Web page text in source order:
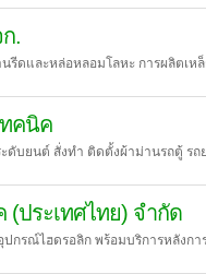
.
นรีดและหล่อหลอมโลหะ การผลิตเ
คนิค
ดับยนต์ สั่งทำ ติดตั้งผ้าม่านรถตู้ รถ
(ประเทศไทย) จำกัด
กรณ์ไฮดรอลิก พร้อมบริการหลังกา